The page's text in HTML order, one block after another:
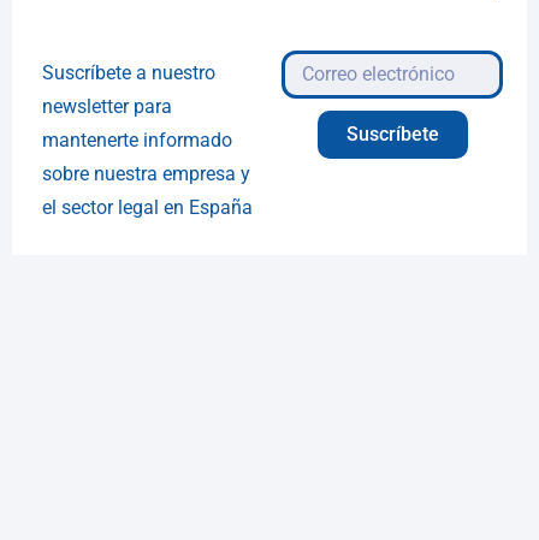
Suscríbete a nuestro
newsletter para
mantenerte informado
sobre nuestra empresa y
el sector legal en España
Suscríbete